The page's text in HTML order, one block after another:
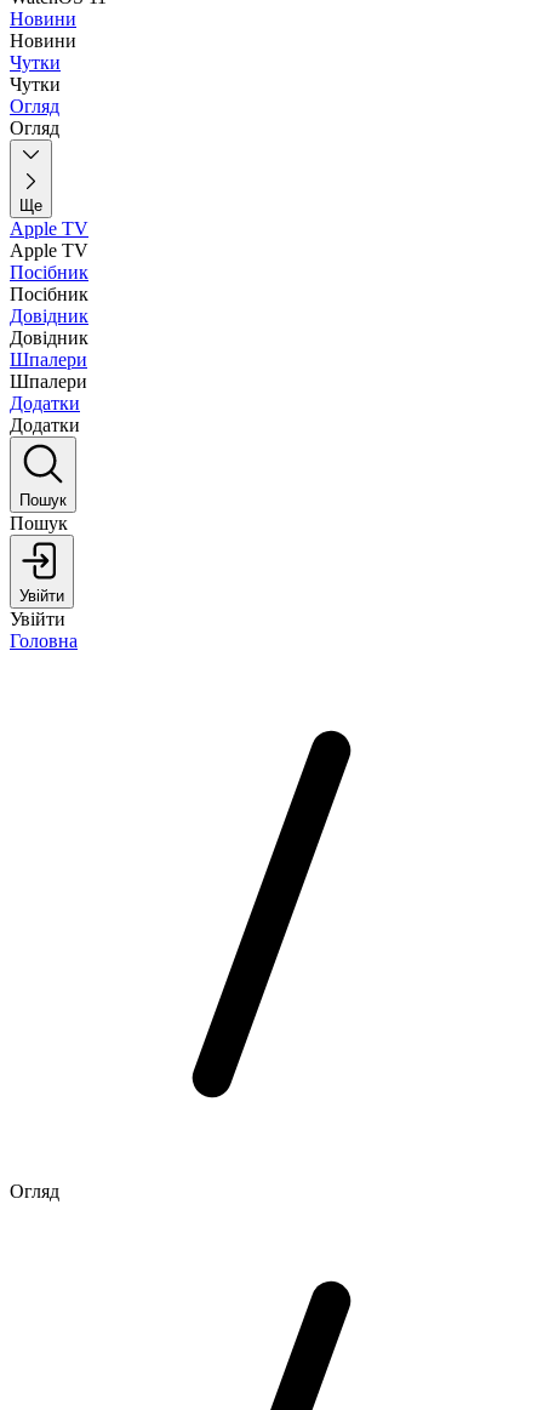
Новини
Новини
Чутки
Чутки
Огляд
Огляд
Ще
Apple TV
Apple TV
Посібник
Посібник
Довідник
Довідник
Шпалери
Шпалери
Додатки
Додатки
Пошук
Пошук
Увійти
Увійти
Головна
Огляд